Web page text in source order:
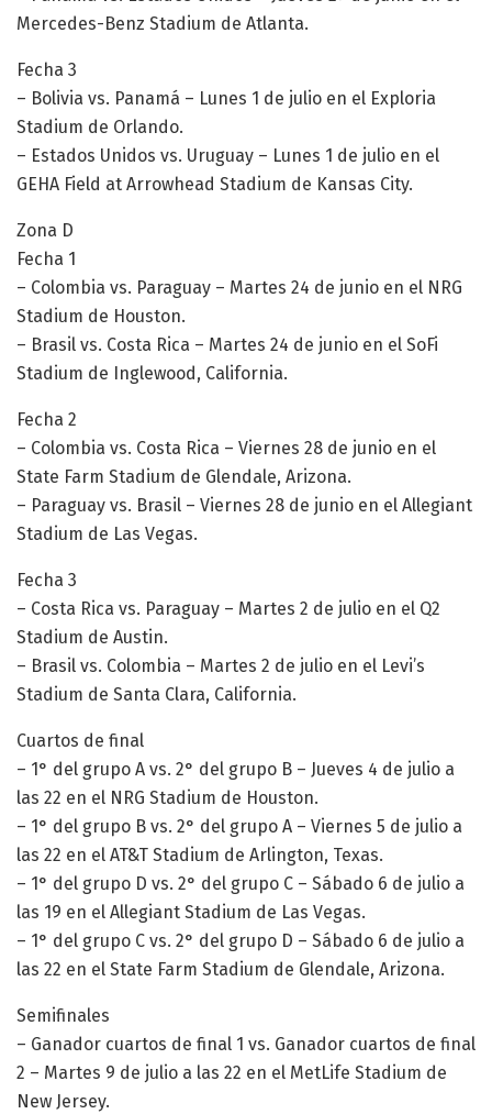
Mercedes-Benz Stadium de Atlanta.
Fecha 3
– Bolivia vs. Panamá – Lunes 1 de julio en el Exploria
Stadium de Orlando.
– Estados Unidos vs. Uruguay – Lunes 1 de julio en el
GEHA Field at Arrowhead Stadium de Kansas City.
Zona D
Fecha 1
– Colombia vs. Paraguay – Martes 24 de junio en el NRG
Stadium de Houston.
– Brasil vs. Costa Rica – Martes 24 de junio en el SoFi
Stadium de Inglewood, California.
Fecha 2
– Colombia vs. Costa Rica – Viernes 28 de junio en el
State Farm Stadium de Glendale, Arizona.
– Paraguay vs. Brasil – Viernes 28 de junio en el Allegiant
Stadium de Las Vegas.
Fecha 3
– Costa Rica vs. Paraguay – Martes 2 de julio en el Q2
Stadium de Austin.
– Brasil vs. Colombia – Martes 2 de julio en el Levi’s
Stadium de Santa Clara, California.
Cuartos de final
– 1° del grupo A vs. 2° del grupo B – Jueves 4 de julio a
las 22 en el NRG Stadium de Houston.
– 1° del grupo B vs. 2° del grupo A – Viernes 5 de julio a
las 22 en el AT&T Stadium de Arlington, Texas.
– 1° del grupo D vs. 2° del grupo C – Sábado 6 de julio a
las 19 en el Allegiant Stadium de Las Vegas.
– 1° del grupo C vs. 2° del grupo D – Sábado 6 de julio a
las 22 en el State Farm Stadium de Glendale, Arizona.
Semifinales
– Ganador cuartos de final 1 vs. Ganador cuartos de final
2 – Martes 9 de julio a las 22 en el MetLife Stadium de
New Jersey.